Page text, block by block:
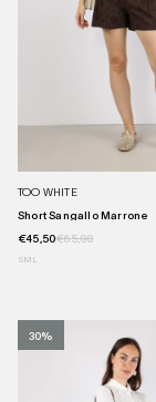
TOO WHITE
Short Sangallo Marrone
€45,50€65,00
SM L
30%